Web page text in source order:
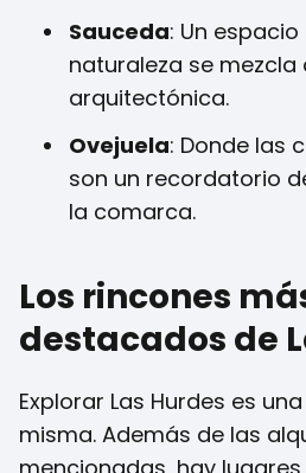
Sauceda: Un
naturaleza se mezcla
arquitectónica.
Ovejuela: Donde las
son un recordatorio
la comarca.
Los rincones
destacados de
Explorar Las Hurdes es
misma. Además de las